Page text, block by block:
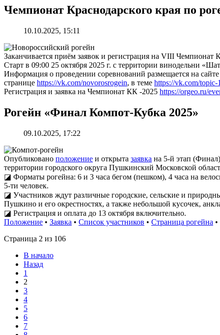
Чемпионат Краснодарского края по
10.10.2025, 15:11
Заканчивается приём заявок и регистрация на VIII Чемпионат
Старт в 09:00 25 октября 2025 г. с территории винодельни
Информация о проведении соревнований размещается на
странице https://vk.com/novorosrogein, в теме https://vk.com/
Регистрация и заявка на Чемпионат КК -2025 https://orgeo.ru/
Рогейн «Финал Компот-Кубка 2025»
09.10.2025, 17:22
Опубликовано положение и открыта заявка на 5-й этап
территории городского округа Пушкинский Московской
◪ Форматы рогейна: 6 и 3 часа бегом (пешком), 4 часа на
5-ти человек.
◪ Участников ждут различные городские, сельские и
Пушкино и его окрестностях, а также небольшой кусочек,
◪ Регистрация и оплата до 13 октября включительно.
Положение • Заявка • Список участников • Страница рогейна •
Страница 2 из 106
В начало
Назад
1
2
3
4
5
6
7